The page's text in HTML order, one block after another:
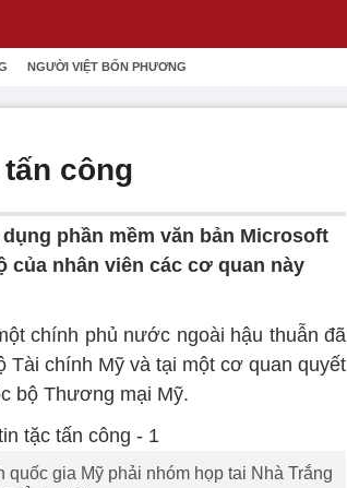
NGƯỜI VIỆT BỐN PHƯƠNG
công
phần mềm văn bản Microsoft
của nhân viên các cơ quan này
chính phủ nước ngoài hậu thuẫn đã
Tài chính Mỹ và tại một cơ quan quyết
bộ Thương mại Mỹ.
gia Mỹ phải nhóm họp tai Nhà Trắng